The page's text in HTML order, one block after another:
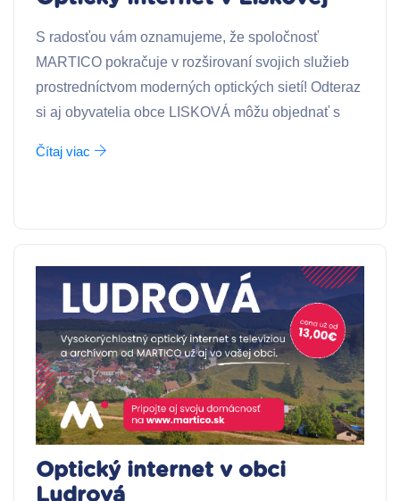
S radosťou vám oznamujeme, že spoločnosť
MARTICO pokračuje v rozširovaní svojich služieb
prostredníctvom moderných optických sietí! Odteraz
si aj obyvatelia obce LISKOVÁ môžu objednať s
Čítaj viac
Optický internet v obci
Ludrová